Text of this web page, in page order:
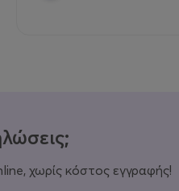
χωρίς κόστος εγγραφής!